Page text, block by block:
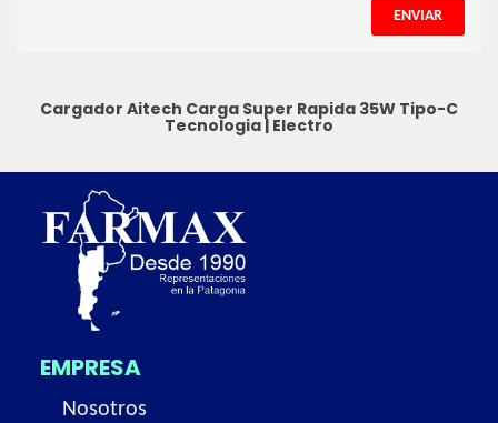
ENVIAR
Cargador Aitech Carga Super Rapida 35W Tipo-C
Tecnologia| Electro
EMPRESA
Nosotros